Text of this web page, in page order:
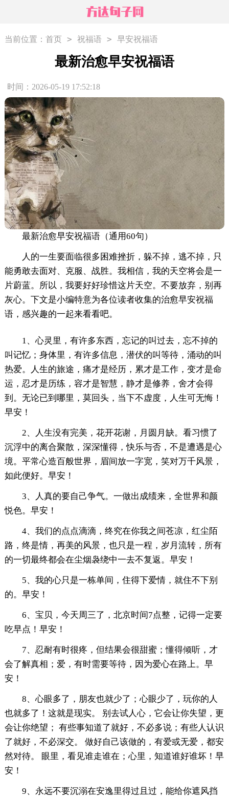
当前位置： 首页 > 祝福语 > 早安祝福语
最新治愈早安祝福语
时间：2026-05-19 17:52:18
最新治愈早安祝福语（通用60句）
人的一生要面临很多困难挫折，躲不掉，逃不掉，只
能勇敢去面对、克服、战胜。我相信，我的天空将会是一
片蔚蓝。所以，我要好好珍惜这片天空。不要放弃，别再
灰心。下文是小编特意为各位读者收集的治愈早安祝福
语，感兴趣的一起来看看吧。
1、心灵里，有许多东西，忘记的叫过去，忘不掉的
叫记忆；身体里，有许多信息，潜伏的叫等待，涌动的叫
热爱。人生的旅途，痛才是经历，累才是工作，变才是命
运，忍才是历练，容才是智慧，静才是修养，舍才会得
到。无论已到哪里，莫回头，当下不虚度，人生可无悔！
早安！
2、人生没有完美，花开花谢，月圆月缺。看习惯了
沉浮中的离合聚散，深深懂得，快乐与否，不是遭遇是心
境。平常心造百般世界，眉间放一字宽，笑对万千风景，
如此便好。早安！
3、人真的要自己争气。一做出成绩来，全世界和颜
悦色。早安！
4、我们的点点滴滴，终究在你我之间苍凉，红尘陌
路，终是情，再美的风景，也只是一程，岁月流转，所有
的一切最终都会在尘烟袅绕中一去不复返。早安！
5、我的心只是一栋单间，住得下爱情，就住不下别
的。早安！
6、宝贝，今天周三了，北京时间7点整，记得一定要
吃早点！早安！
7、忍耐有时很疼，但结果会很甜蜜；懂得倾听，才
会了解真相；爱，有时需要等待，因为爱心在路上。早
安！
8、心眼多了，朋友也就少了；心眼少了，玩你的人
也就多了！这就是现实。 别去试人心，它会让你失望，更
会让你绝望； 有些事知道了就好，不必多说；有些人认识
了就好，不必深交。 做好自己该做的，有爱或无爱，都安
然对待。 眼里，看见谁走谁在；心里，知道谁好谁坏！早
安！
9、永远不要沉溺在安逸里得过且过，能给你遮风挡